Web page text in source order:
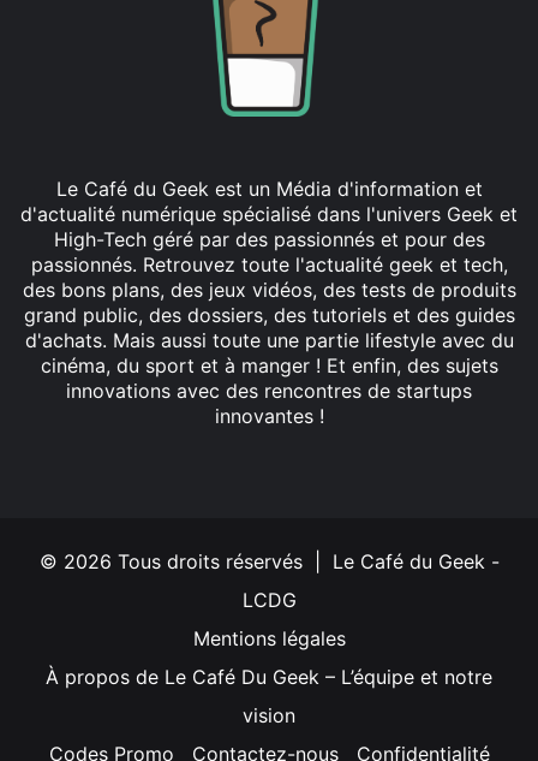
Le Café du Geek est un Média d'information et
d'actualité numérique spécialisé dans l'univers Geek et
High-Tech géré par des passionnés et pour des
passionnés. Retrouvez toute l'actualité geek et tech,
des bons plans, des jeux vidéos, des tests de produits
grand public, des dossiers, des tutoriels et des guides
d'achats. Mais aussi toute une partie lifestyle avec du
cinéma, du sport et à manger ! Et enfin, des sujets
innovations avec des rencontres de startups
innovantes !
© 2026 Tous droits réservés | Le Café du Geek -
LCDG
Mentions légales
À propos de Le Café Du Geek – L’équipe et notre
vision
Codes Promo
Contactez-nous Confidentialité